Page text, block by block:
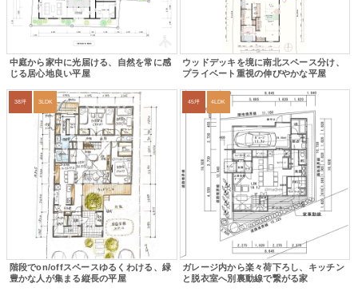
中庭から家中に光届ける、自然を常に感
じる居心地良い平屋
ウッドデッキを境に南北スペース分け、
プライベート重視の伸びやかな平屋
38坪 3LDK
階段でon/offスペースゆるくわける、緑
豊かな人が集まる縦長の平屋
45坪 4LDK
ガレージ内から楽々荷下ろし、キッチン
と脱衣室へ別裏動線で繋がる家